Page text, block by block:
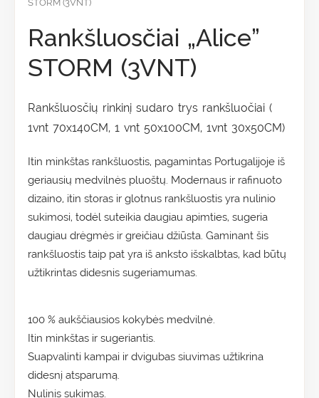
Rankšluosčiai „Alice”
STORM (3VNT)
Rankšluosčių rinkinį sudaro trys rankšluočiai (
1vnt 70x140CM, 1 vnt 50x100CM, 1vnt 30x50CM)
Itin minkštas rankšluostis, pagamintas Portugalijoje iš
geriausių medvilnės pluoštų. Modernaus ir rafinuoto
dizaino, itin storas ir glotnus rankšluostis yra nulinio
sukimosi, todėl suteikia daugiau apimties, sugeria
daugiau drėgmės ir greičiau džiūsta. Gaminant šis
rankšluostis taip pat yra iš anksto išskalbtas, kad būtų
užtikrintas didesnis sugeriamumas.
100 % aukščiausios kokybės medvilnė.
Itin minkštas ir sugeriantis.
Suapvalinti kampai ir dvigubas siuvimas užtikrina
didesnį atsparumą.
Nulinis sukimas.